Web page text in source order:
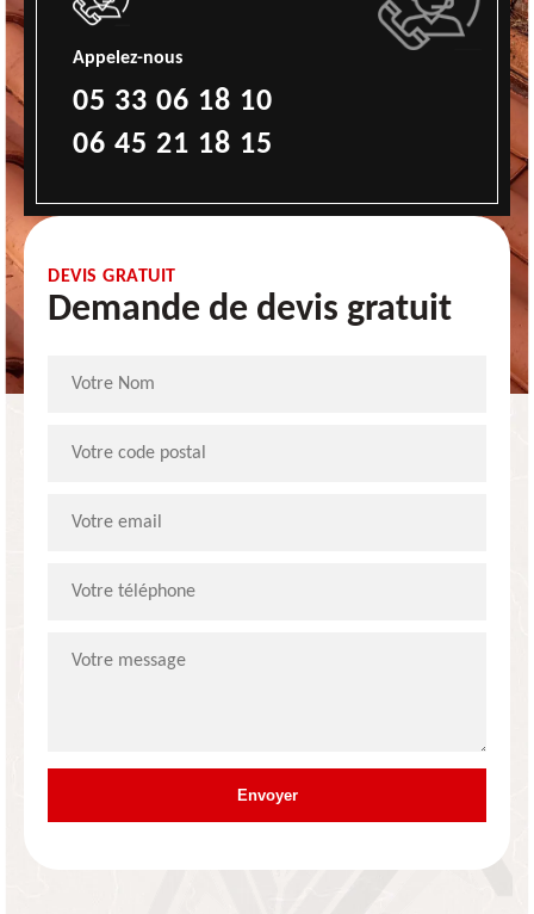
Appelez-nous
05 33 06 18 10
06 45 21 18 15
DEVIS GRATUIT
Demande de devis gratuit